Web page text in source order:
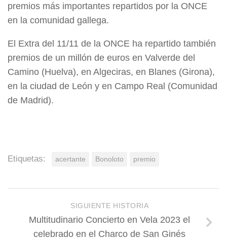
premios más importantes repartidos por la ONCE
en la comunidad gallega.
El Extra del 11/11 de la ONCE ha repartido también
premios de un millón de euros en Valverde del
Camino (Huelva), en Algeciras, en Blanes (Girona),
en la ciudad de León y en Campo Real (Comunidad
de Madrid).
Etiquetas: acertante Bonoloto premio
SIGUIENTE HISTORIA
Multitudinario Concierto en Vela 2023 el
celebrado en el Charco de San Ginés